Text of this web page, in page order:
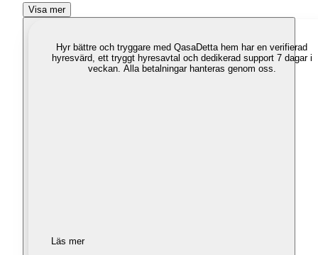
Visa mer
Hyr bättre och tryggare med QasaDetta hem har en verifierad
hyresvärd, ett tryggt hyresavtal och dedikerad support 7 dagar i
veckan. Alla betalningar hanteras genom oss.
Läs mer